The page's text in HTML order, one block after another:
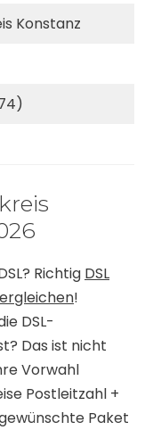
Konstanz
Richtig DSL
!
DSL-
Das ist nicht
Vorwahl
Postleitzahl +
Paket